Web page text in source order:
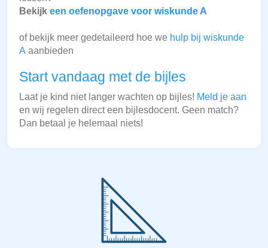
Bekijk een oefenopgave voor wiskunde A
of bekijk meer gedetaileerd hoe we hulp bij wiskunde
A aanbieden
Start vandaag met de bijles
Laat je kind niet langer wachten op bijles! Meld je aan
en wij regelen direct een bijlesdocent. Geen match?
Dan betaal je helemaal niets!